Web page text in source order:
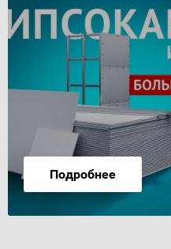
Подробнее